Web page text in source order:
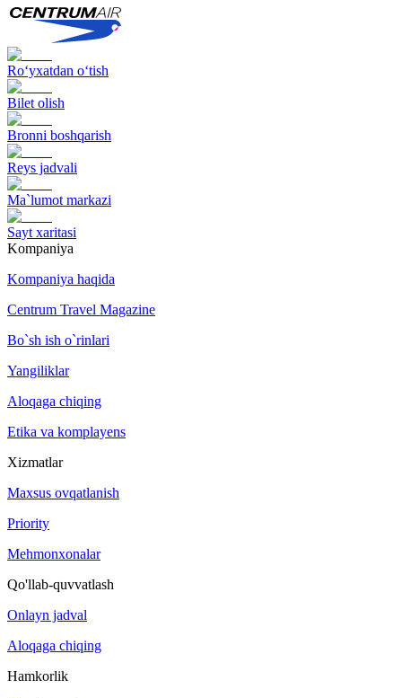
Ro‘yxatdan o‘tish
Bilet olish
Bronni boshqarish
Reys jadvali
Ma`lumot markazi
Sayt xaritasi
Kompaniya
Kompaniya haqida
Centrum Travel Magazine
Bo`sh ish o`rinlari
Yangiliklar
Aloqaga chiqing
Etika va komplayens
Xizmatlar
Maxsus ovqatlanish
Priority
Mehmonxonalar
Qo'llab-quvvatlash
Onlayn jadval
Aloqaga chiqing
Hamkorlik